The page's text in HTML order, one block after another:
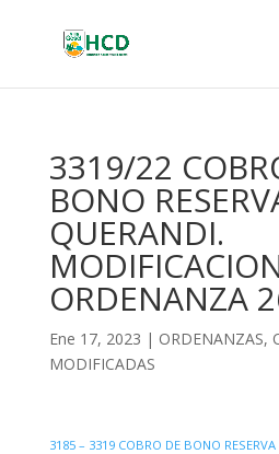
3319/22
BONO
QUERANDI.
ORDENANZA
Ene 17, 2023 | ORDENANZAS,
MODIFICADAS
3185 – 3319 COBRO DE BONO